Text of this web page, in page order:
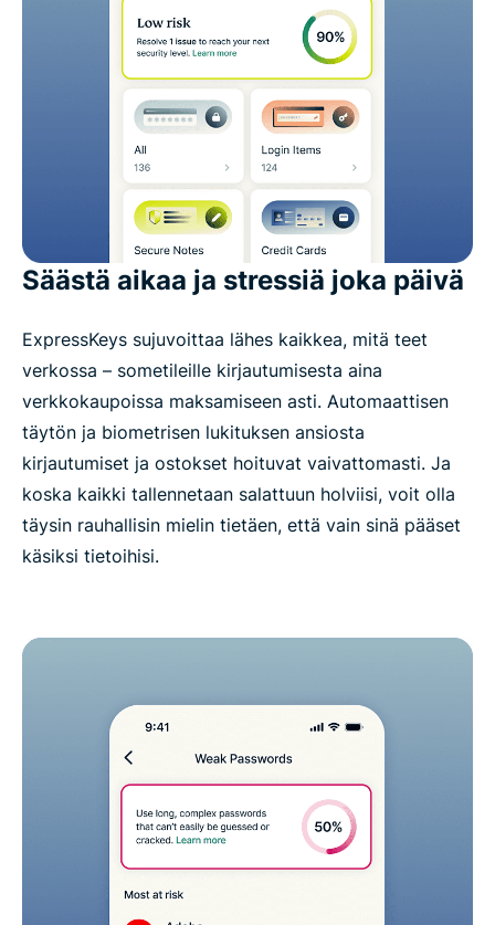
Säästä aikaa ja stressiä joka päivä
ExpressKeys sujuvoittaa lähes kaikkea, mitä teet
verkossa – sometileille kirjautumisesta aina
verkkokaupoissa maksamiseen asti. Automaattisen
täytön ja biometrisen lukituksen ansiosta
kirjautumiset ja ostokset hoituvat vaivattomasti. Ja
koska kaikki tallennetaan salattuun holviisi, voit olla
täysin rauhallisin mielin tietäen, että vain sinä pääset
käsiksi tietoihisi.